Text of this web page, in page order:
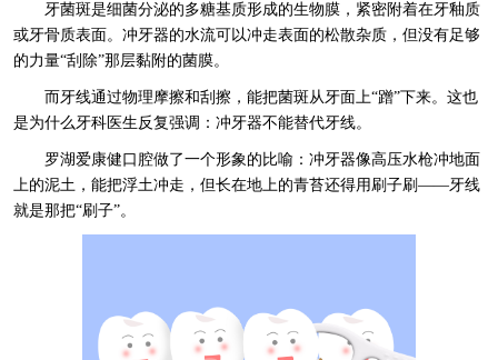
牙菌斑是细菌分泌的多糖基质形成的生物膜，紧密附着在牙釉质
或牙骨质表面。冲牙器的水流可以冲走表面的松散杂质，但没有足够
的力量“刮除”那层黏附的菌膜。
而牙线通过物理摩擦和刮擦，能把菌斑从牙面上“蹭”下来。这也
是为什么牙科医生反复强调：冲牙器不能替代牙线。
罗湖爱康健口腔做了一个形象的比喻：冲牙器像高压水枪冲地面
上的泥土，能把浮土冲走，但长在地上的青苔还得用刷子刷——牙线
就是那把“刷子”。